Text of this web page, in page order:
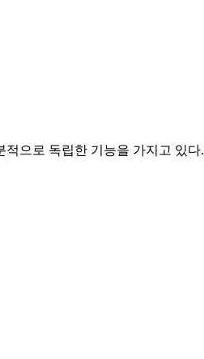
으로 독립한 기능을 가지고 있다.